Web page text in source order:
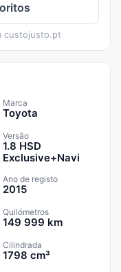
custojusto.pt
Marca
Toyota
Versão
1.8 HSD
Exclusive+Navi
Ano de registo
2015
Quilómetros
149 999 km
Cilindrada
1798 cm³